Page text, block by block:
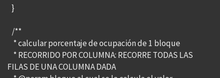
}
/**
* calcular porcentaje de ocupación de 1 bloque
* RECORRIDO POR COLUMNA: RECORRE TODAS LAS
FILAS DE UNA COLUMNA DADA